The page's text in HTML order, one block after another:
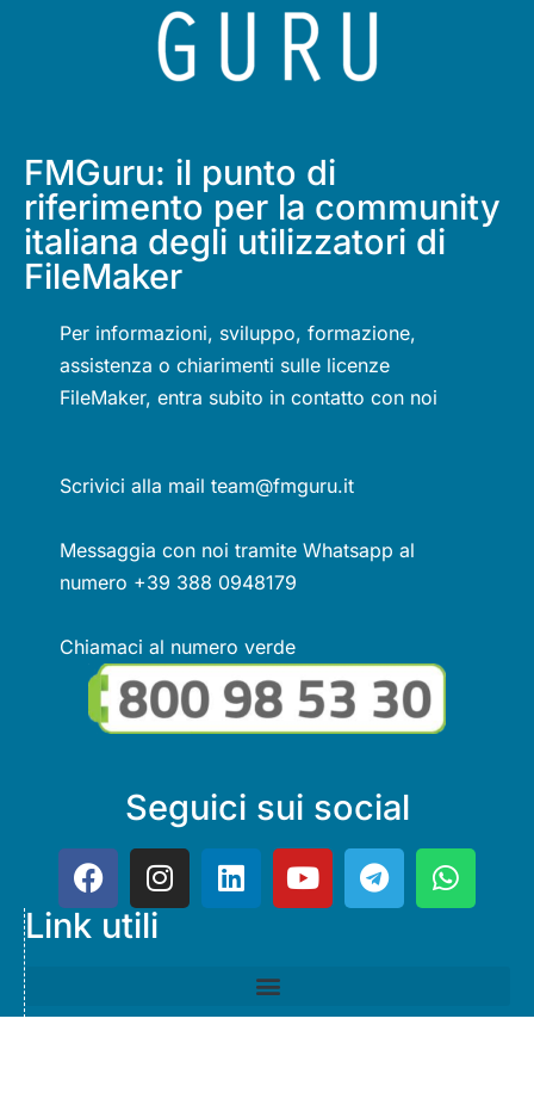
FMGuru: il punto di
riferimento per la community
italiana degli utilizzatori di
FileMaker
Per informazioni, sviluppo, formazione,
assistenza o chiarimenti sulle licenze
FileMaker, entra subito in contatto con noi
Scrivici alla mail team@fmguru.it
Messaggia con noi tramite Whatsapp al
numero +39 388 0948179
Chiamaci al numero verde
Seguici sui social
Link utili